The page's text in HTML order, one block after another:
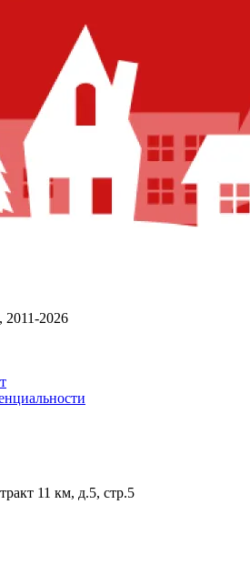
2026
11 км, д.5, стр.5